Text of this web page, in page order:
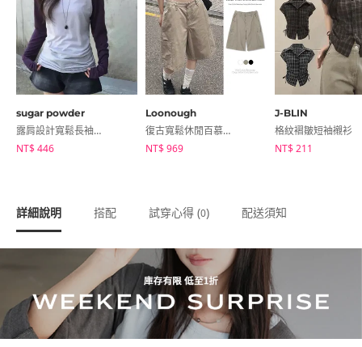
sugar powder
露肩設計寬鬆長袖T恤
NT$ 446
Loonough
復古寬鬆休閒百慕達短褲
NT$ 969
J-BLIN
格紋褶皺短袖襯衫
NT$ 211
詳細說明 搭配 試穿心得 (0) 配送須知